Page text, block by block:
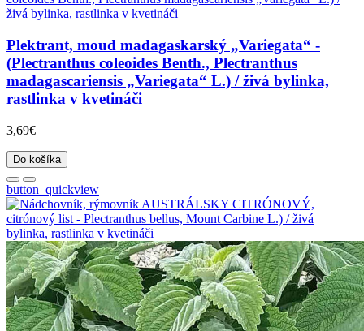
Plektrant, moud madagaskarský „Variegata“ -
(Plectranthus coleoides Benth., Plectranthus
madagascariensis „Variegata“ L.) / živá bylinka,
rastlinka v kvetináči
3,69€
Do košíka
button_quickview